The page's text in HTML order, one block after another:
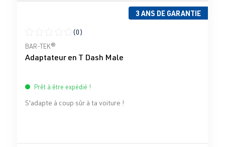
3 ANS DE GARANTIE
Note moyenne de 0 sur 5 étoiles
(0)
BAR-TEK®
Adaptateur en T Dash Male
Prêt à être expédié !
S'adapte à coup sûr à ta voiture !